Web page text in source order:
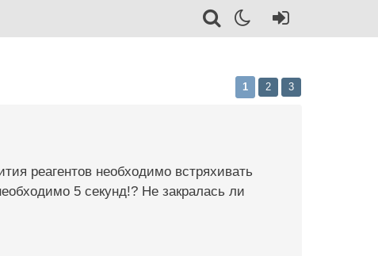
1 2 3
реагентов необходимо встряхивать
5 секунд!? Не закралась ли